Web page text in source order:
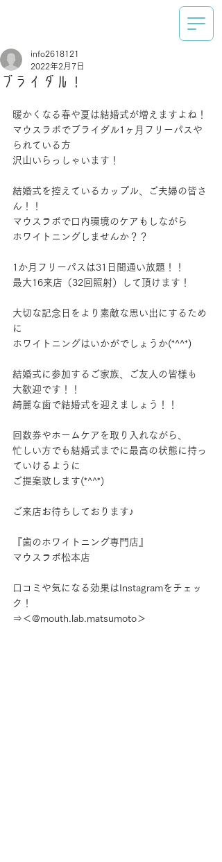
ブライダル！
info2618121
2022年2月7日
暖かくなる春や夏は結婚式が増えますよね！
マウスラボでブライダル1ヶ月フリーパスや
られている方
沢山いらっしゃいます！
結婚式を控えているカップル、ご夫婦の皆さ
ん！！
マウスラボで口内環境のケアもしながら
ホワイトニングしませんか？？
1か月フリーパスは31日間通い放題！！
最大16来店（32回照射）して頂けます！
大切な記念日をより素敵な思い出にするため
に
ホワイトニングはいかがでしょうか(*^^*)
結婚式に参加するご家族、ご友人の皆様も
大歓迎です！！
綺麗な歯で結婚式を迎えましょう！！
回数券やホームケアを取り入れながら、
忙しい方でも結婚式までに最高の状態に持っ
ていけるように
ご提案致します(*^^*)
ご来店お待ちしております♪
『歯のホワイトニング専門店』
マウスラボ松本店
口コミや気になる効果はInstagramをチェッ
ク！
⇒＜@mouth.lab.matsumoto＞